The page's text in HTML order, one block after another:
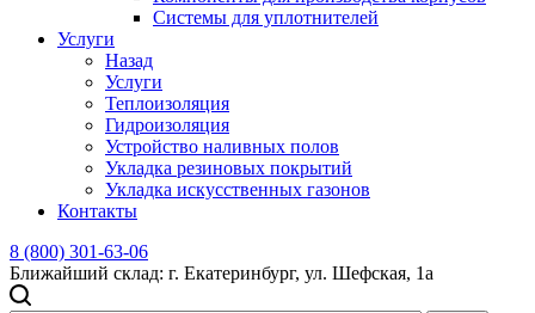
Системы для уплотнителей
Услуги
Назад
Услуги
Теплоизоляция
Гидроизоляция
Устройство наливных полов
Укладка резиновых покрытий
Укладка искусственных газонов
Контакты
8 (800) 301-63-06
Ближайший склад: г. Екатеринбург, ул. Шефская, 1а